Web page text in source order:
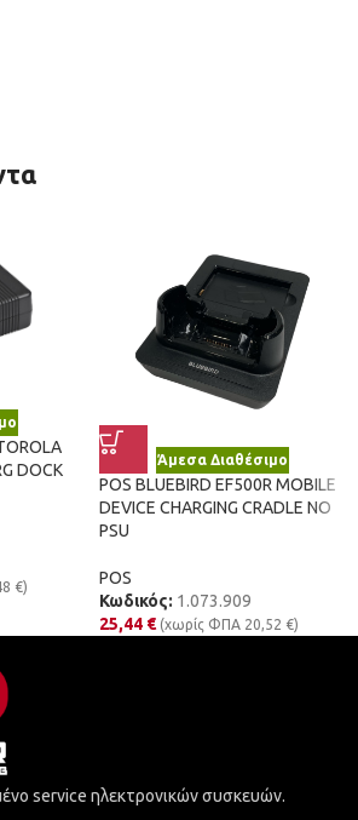
DOCK
€)
Άμεσα Διαθέσιμο
POS BLUEBIRD EF500R MOBILE
DEVICE CHARGING CRADLE NO
PSU
POS
Κωδικός: 1.073.909
25,44 € (χωρίς ΦΠΑ 20,52 €)
service ηλεκτρονικών συσκευών.